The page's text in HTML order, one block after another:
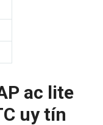
ac lite
uy tín